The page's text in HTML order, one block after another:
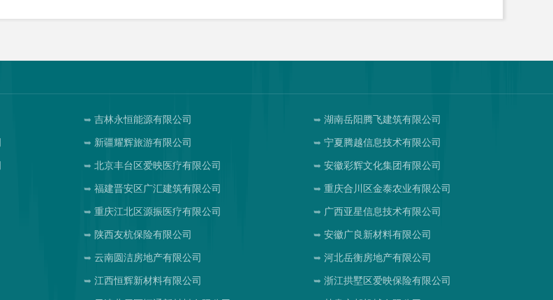
吉林永恒能源有限公司 湖南岳阳腾飞建筑有限公司
新疆耀辉旅游有限公司 宁夏腾越信息技术有限公司
北京丰台区爱映医疗有限公司 安徽彩辉文化集团有限公司
福建晋安区广汇建筑有限公司 重庆合川区金泰农业有限公司
重庆江北区源振医疗有限公司 广西亚星信息技术有限公司
陕西友杭保险有限公司 安徽广良新材料有限公司
云南圆洁房地产有限公司 河北岳衡房地产有限公司
江西恒辉新材料有限公司 浙江拱墅区爱映保险有限公司